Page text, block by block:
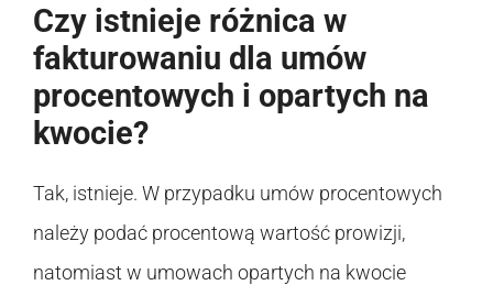
Czy istnieje różnica w
fakturowaniu dla umów
procentowych i opartych na
kwocie?
Tak, istnieje. W przypadku umów procentowych
należy podać procentową wartość prowizji,
natomiast w umowach opartych na kwocie